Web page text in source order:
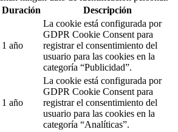
Duración Descripción
1 año
La cookie está configurada por
GDPR Cookie Consent para
registrar el consentimiento del
usuario para las cookies en la
categoría “Publicidad”.
1 año
La cookie está configurada por
GDPR Cookie Consent para
registrar el consentimiento del
usuario para las cookies en la
categoría “Analíticas”.